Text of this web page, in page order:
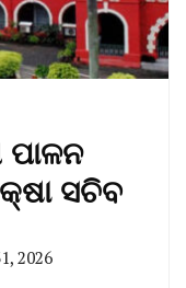
ପାଳନ
ସଚିବ
2026